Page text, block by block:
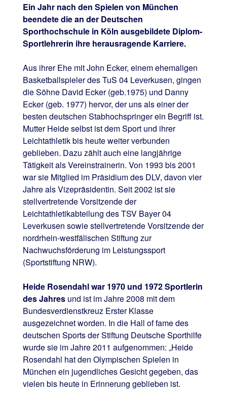
Ein Jahr nach den Spielen von München
beendete die an der Deutschen
Sporthochschule in Köln ausgebildete Diplom-
Sportlehrerin ihre herausragende Karriere.
Aus ihrer Ehe mit John Ecker, einem ehemaligen
Basketballspieler des TuS 04 Leverkusen, gingen
die Söhne David Ecker (geb.1975) und Danny
Ecker (geb. 1977) hervor, der uns als einer der
besten deutschen Stabhochspringer ein Begriff ist.
Mutter Heide selbst ist dem Sport und ihrer
Leichtathletik bis heute weiter verbunden
geblieben. Dazu zählt auch eine langjährige
Tätigkeit als Vereinstrainerin. Von 1993 bis 2001
war sie Mitglied im Präsidium des DLV, davon vier
Jahre als Vizepräsidentin. Seit 2002 ist sie
stellvertretende Vorsitzende der
Leichtathletikabteilung des TSV Bayer 04
Leverkusen sowie stellvertretende Vorsitzende der
nordrhein-westfälischen Stiftung zur
Nachwuchsförderung im Leistungssport
(Sportstiftung NRW).
Heide Rosendahl war 1970 und 1972 Sportlerin
des Jahres und ist im Jahre 2008 mit dem
Bundesverdienstkreuz Erster Klasse
ausgezeichnet worden. In die Hall of fame des
deutschen Sports der Stiftung Deutsche Sporthilfe
wurde sie im Jahre 2011 aufgenommen: „Heide
Rosendahl hat den Olympischen Spielen in
München ein jugendliches Gesicht gegeben, das
vielen bis heute in Erinnerung geblieben ist.